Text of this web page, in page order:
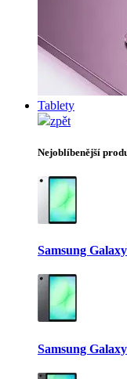
Tablety
zpět
Nejoblíbenější
Samsung
Samsung